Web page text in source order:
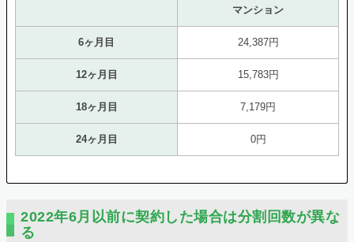
マンション
6ヶ月目 24,387円
12ヶ月目 15,783円
18ヶ月目 7,179円
24ヶ月目 0円
2022年6月以前に契約した場合は分割回数が異な
る